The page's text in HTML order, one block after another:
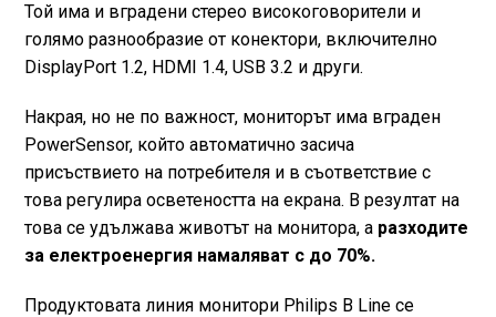
Той има и вградени стерео високоговорители и
голямо разнообразие от конектори, включително
DisplayPort 1.2, HDMI 1.4, USB 3.2 и други.
Накрая, но не по важност, мониторът има вграден
PowerSensor, който автоматично засича
присъствието на потребителя и в съответствие с
това регулира осветеността на екрана. В резултат на
това се удължава животът на монитора, а разходите
за електроенергия намаляват с до 70%.
Продуктовата линия монитори Philips B Linе се